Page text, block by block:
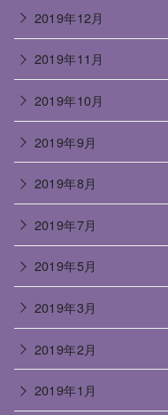
2019年12月
2019年11月
2019年10月
2019年9月
2019年8月
2019年7月
2019年5月
2019年3月
2019年2月
2019年1月